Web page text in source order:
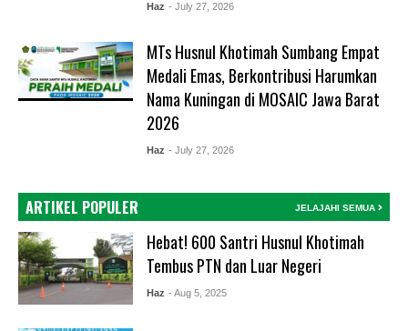
Haz - July 27, 2026
MTs Husnul Khotimah Sumbang Empat
Medali Emas, Berkontribusi Harumkan
Nama Kuningan di MOSAIC Jawa Barat
2026
Haz - July 27, 2026
ARTIKEL POPULER JELAJAHI SEMUA
Hebat! 600 Santri Husnul Khotimah
Tembus PTN dan Luar Negeri
Haz - Aug 5, 2025